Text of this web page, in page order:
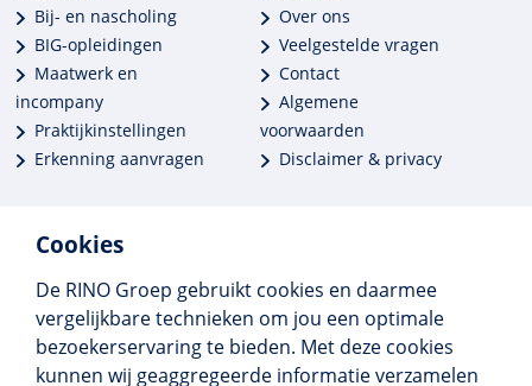
Cookies
De RINO Groep gebruikt cookies en daarmee
vergelijkbare technieken om jou een optimale
bezoekerservaring te bieden. Met deze cookies
kunnen wij geaggregeerde informatie verzamelen
Bij- en nascholing
BIG-opleidingen
Maatwerk en
incompany
Praktijkinstellingen
Erkenning aanvragen
Over ons
Veelgestelde vragen
Contact
Algemene
voorwaarden
Disclaimer & privacy
Meer dan 250 opleidingen
Alle BIG-opleidingen in huis
Cedeo-erkend en CRKBO-geregistreerd